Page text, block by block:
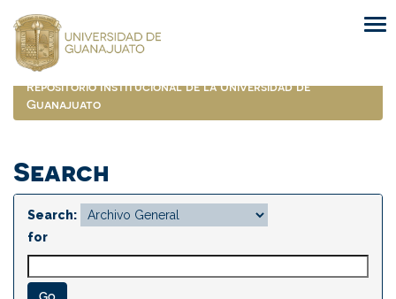
navigation
Repositorio Institucional de la Universidad de
Guanajuato
Search
Search:
for